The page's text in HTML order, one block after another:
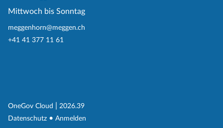
Mittwoch bis Sonntag
meggenhorn@meggen.ch
+41 41 377 11 61
OneGov Cloud (External Link)
2026.39
Datenschutz (External Link)
Anmelden